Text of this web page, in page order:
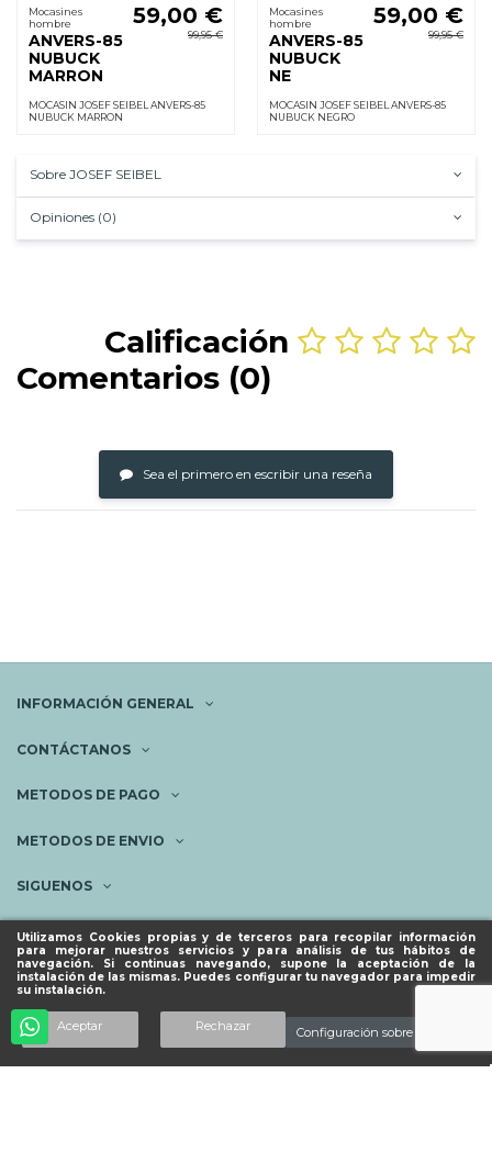
Utilizamos Cookies propias y de terceros para recopilar información
para mejorar nuestros servicios y para análisis de tus hábitos de
navegación. Si continuas navegando, supone la aceptación de la
instalación de las mismas. Puedes configurar tu navegador para impedir
su instalación.
Aceptar Rechazar Configuración sobre cookies
Añadir al carrito
Mocasines
hombre
ANVERS-85
NUBUCK
MARRON
59,00 €
99,95 €
MOCASIN JOSEF SEIBEL ANVERS-85
NUBUCK MARRON
Mocasines
hombre
ANVERS-85
NUBUCK
NE
59,00 €
99,95 €
MOCASIN JOSEF SEIBEL ANVERS-85
NUBUCK NEGRO
Sobre JOSEF SEIBEL
Opiniones (0)
Calificación
Comentarios (0)
Sea el primero en escribir una reseña
INFORMACIÓN GENERAL
CONTÁCTANOS
METODOS DE PAGO
METODOS DE ENVIO
SIGUENOS
NEWSLETTER